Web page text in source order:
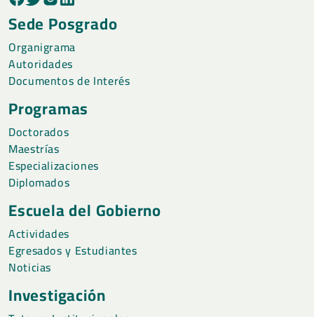
Sede Posgrado
Organigrama
Autoridades
Documentos de Interés
Programas
Doctorados
Maestrías
Especializaciones
Diplomados
Escuela del Gobierno
Actividades
Egresados y Estudiantes
Noticias
Investigación